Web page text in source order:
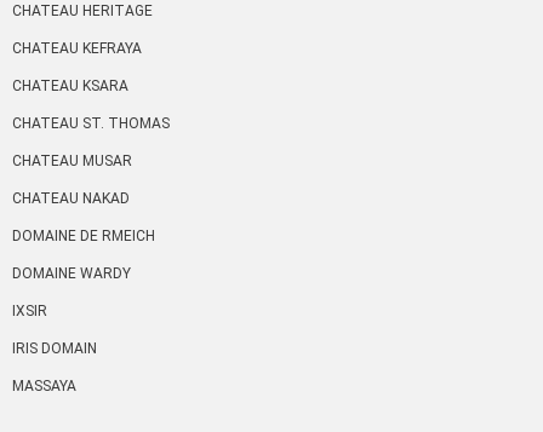
CHATEAU HERITAGE
CHATEAU KEFRAYA
CHATEAU KSARA
CHATEAU ST. THOMAS
CHATEAU MUSAR
CHATEAU NAKAD
DOMAINE DE RMEICH
DOMAINE WARDY
IXSIR
IRIS DOMAIN
MASSAYA